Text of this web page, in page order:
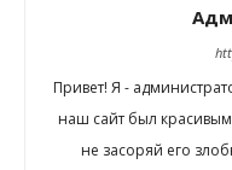
Привет! Я -
наш сайт был
не засоряй его